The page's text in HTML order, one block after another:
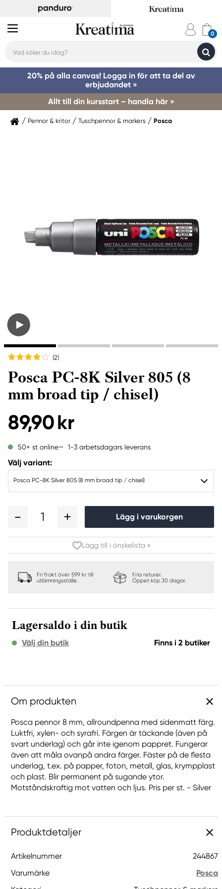
20% på alla canvas! Logga in för att ta del av
erbjudandet »
Allt till din kursstart – handla här »
Pennor & kritor Tuschpennor & markers Posca
(2)
Posca PC-8K Silver 805 (8
mm broad tip / chisel)
89,90 kr
50+ st online 1-3 arbetsdagars leverans
Välj variant:
Posca PC-8K Silver 805 (8 mm broad tip / chisel)
1 Lägg i varukorgen
Lägg till i önskelista »
Fri frakt över 599 kr till
utlämningsställe.
Fria returer.
Öppet köp 30 dagar.
Lagersaldo i din butik
Välj din butik Finns i 2 butiker
Om produkten
Posca pennor 8 mm, allroundpenna med sidenmatt färg.
Luktfri, xylen- och syrafri. Färgen är täckande (även på
svart underlag) och går inte igenom pappret. Fungerar
även att måla ovanpå andra färger. Fäster på de flesta
underlag, t.ex. på papper, foton, metall, glas, krympplast
och plast. Blir permanent på sugande ytor.
Motståndskraftig mot vatten och ljus. Pris per st. - Silver
Produktdetaljer
Artikelnummer
244867
Varumärke
Posca